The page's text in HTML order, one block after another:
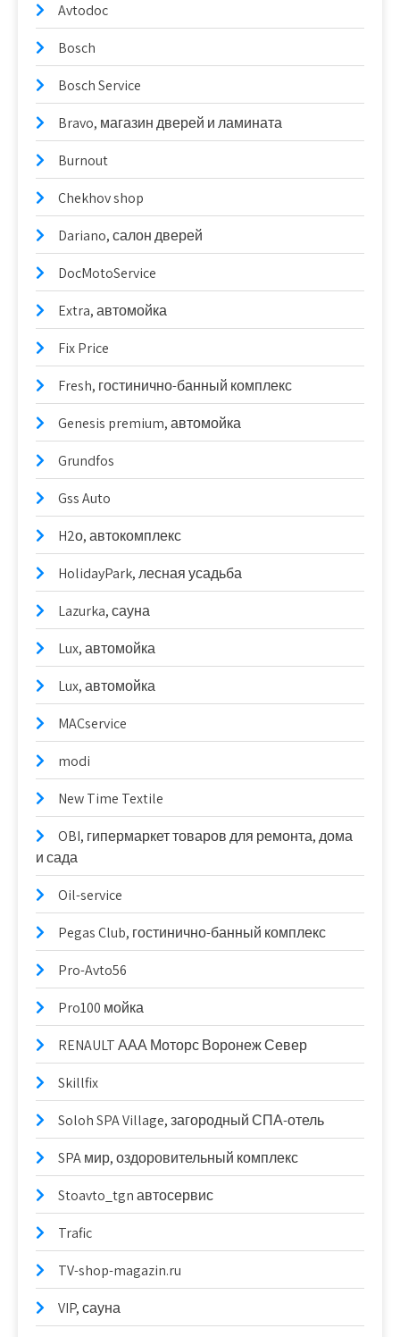
Avtodoc
Bosch
Bosch Service
Bravo, магазин дверей и ламината
Burnout
Chekhov shop
Dariano, салон дверей
DocMotoService
Extra, автомойка
Fix Price
Fresh, гостинично-банный комплекс
Genesis premium, автомойка
Grundfos
Gss Auto
H2о, автокомплекс
HolidayPark, лесная усадьба
Lazurka, сауна
Lux, автомойка
Lux, автомойка
MACservice
modi
New Time Textile
OBI, гипермаркет товаров для ремонта, дома
и сада
Oil-service
Pegas Club, гостинично-банный комплекс
Pro-Avto56
Pro100 мойка
RENAULT ААА Моторс Воронеж Север
Skillfix
Soloh SPA Village, загородный СПА-отель
SPA мир, оздоровительный комплекс
Stoavto_tgn автосервис
Trafic
TV-shop-magazin.ru
VIP, сауна